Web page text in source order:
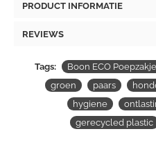
PRODUCT INFORMATIE
REVIEWS
Tags: Boon ECO
groen
paars
hygiene
gerecycled plastic